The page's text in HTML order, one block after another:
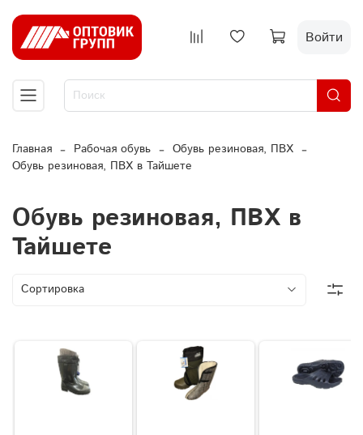
Войти
Главная Рабочая обувь
Обувь резиновая, ПВХ
Обувь резиновая, ПВХ в Тайшете
Обувь резиновая, ПВХ в
Тайшете